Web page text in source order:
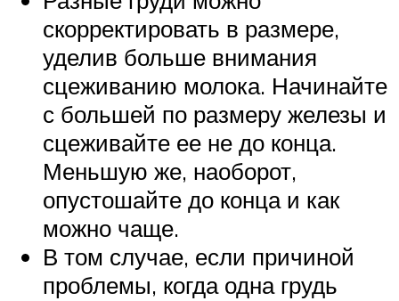
скорректировать в размере,
уделив больше внимания
сцеживанию молока. Начинайте
с большей по размеру железы и
сцеживайте ее не до конца.
Меньшую же, наоборот,
опустошайте до конца и как
можно чаще.
В том случае, если причиной
проблемы, когда одна грудь